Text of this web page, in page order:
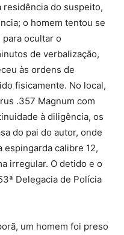
residência do suspeito,
o homem tentou se
ocultar o
de verbalização,
às ordens de
fisicamente. No local,
.357 Magnum com
à diligência, os
do pai do autor, onde
espingarda calibre 12,
irregular. O detido e o
Delegacia de Polícia
um homem foi preso